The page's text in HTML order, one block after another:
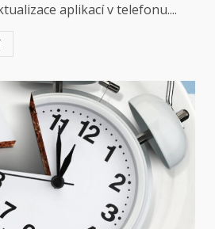
aplikací v telefonu....